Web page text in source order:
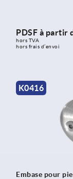
PDSF à partir
hors TVA
hors frais d’envoi
K0416
Embase pour